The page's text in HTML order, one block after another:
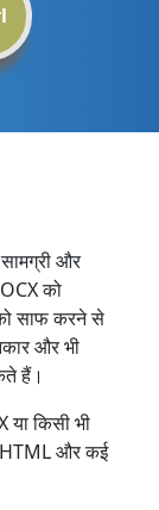
और
को
साफ करने से
और भी
हैं।
किसी भी
HTML और कई